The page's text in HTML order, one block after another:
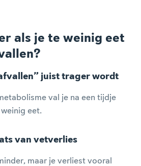
als je te weinig eet
juist trager wordt
val je na een tijdje
eet.
van vetverlies
maar je verliest vooral